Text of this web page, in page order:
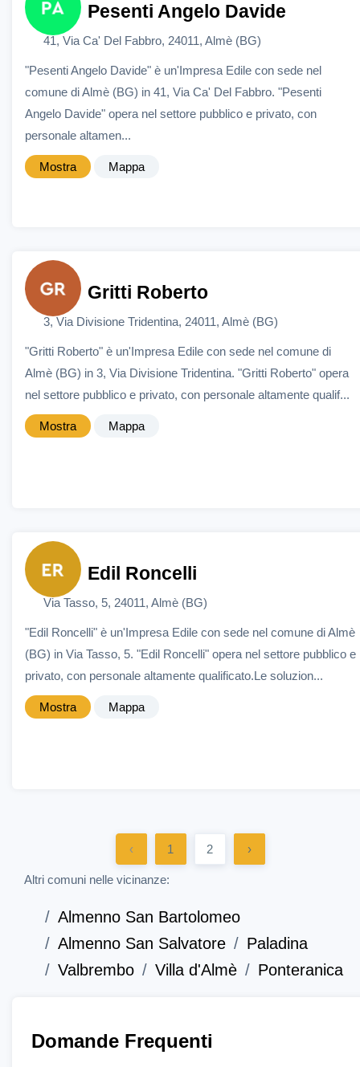
Pesenti Angelo Davide
41, Via Ca' Del Fabbro, 24011, Almè (BG)
"Pesenti Angelo Davide" è un'Impresa Edile con sede nel
comune di Almè (BG) in 41, Via Ca' Del Fabbro. "Pesenti
Angelo Davide" opera nel settore pubblico e privato, con
personale altamen...
Mostra Mappa
Gritti Roberto
3, Via Divisione Tridentina, 24011, Almè (BG)
"Gritti Roberto" è un'Impresa Edile con sede nel comune di
Almè (BG) in 3, Via Divisione Tridentina. "Gritti Roberto" opera
nel settore pubblico e privato, con personale altamente qualif...
Mostra Mappa
Edil Roncelli
Via Tasso, 5, 24011, Almè (BG)
"Edil Roncelli" è un'Impresa Edile con sede nel comune di Almè
(BG) in Via Tasso, 5. "Edil Roncelli" opera nel settore pubblico e
privato, con personale altamente qualificato.Le soluzion...
Mostra Mappa
‹ 1 2 ›
Altri comuni nelle vicinanze:
Almenno San Bartolomeo
Almenno San Salvatore
Paladina
Valbrembo
Villa d'Almè Ponteranica
Domande Frequenti